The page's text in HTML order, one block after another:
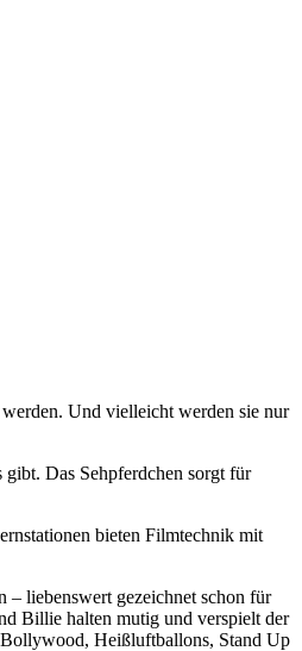
Und vielleicht werden sie nur
gibt. Das Sehpferdchen sorgt für
bieten Filmtechnik mit
– liebenswert gezeichnet schon für
Billie halten mutig und verspielt der
Heißluftballons, Stand Up